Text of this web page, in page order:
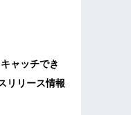
ャッチでき
リリース情報